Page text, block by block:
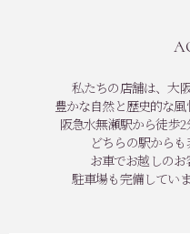
私たちの店舗は、大
豊かな自然と歴史的な風
阪急水無瀬駅から徒歩2
どちらの駅からも
お車でお越しの
駐車場も完備してい